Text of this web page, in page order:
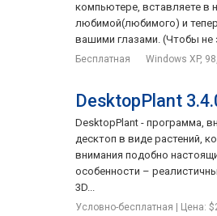
компьютере, вставляете в
любимой(любимого) и
вашими глазами. (Чтобы не
Бесплатная Windows XP,
DesktopPlant
DesktopPlant - программа,
десктоп в виде растений,
внимания подобно
особенности –
3D...
Условно-бесплатная | Цена: